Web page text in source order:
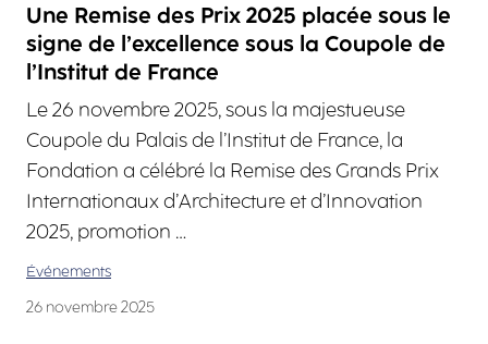
Une Remise des Prix 2025 placée sous le
signe de l’excellence sous la Coupole de
l’Institut de France
Le 26 novembre 2025, sous la majestueuse
Coupole du Palais de l’Institut de France, la
Fondation a célébré la Remise des Grands Prix
Internationaux d’Architecture et d’Innovation
2025, promotion …
Événements
26 novembre 2025